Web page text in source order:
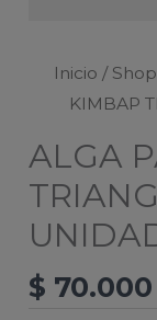
Inicio / Shop
KIMBAP
ALGA
$ 70.000